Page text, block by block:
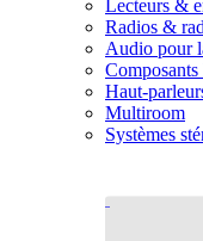
Lecteurs &
Radios &
Audio pour
Haut-
Multiroom
Systèmes